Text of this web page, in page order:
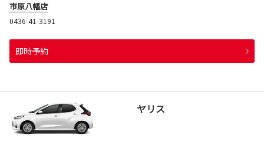
市原八幡店
0436-41-3191
即時予約
ヤリス